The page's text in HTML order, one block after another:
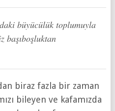
büyücülük toplumuyla
biraz fazla bir zaman
bileyen ve kafamızda